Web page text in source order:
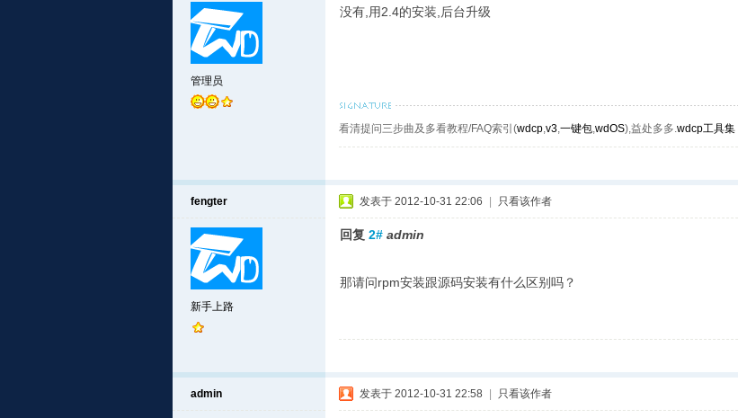
管理员
没有,用2.4的安装,后台升级
看清提问三步曲及多看教程/FAQ索引(wdcp,v3,一键包,wdOS),益处多多.wdcp工具集
fengter
新手上路
发表于 2012-10-31 22:06 只看该作者
回复 2# admin
那请问rpm安装跟源码安装有什么区别吗？
admin 发表于 2012-10-31 22:58 只看该作者